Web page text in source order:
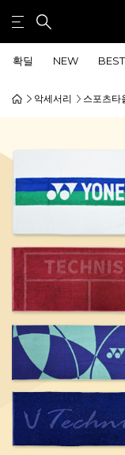
확딜 NEW BEST
악세서리 스포츠타